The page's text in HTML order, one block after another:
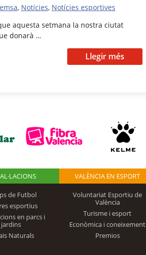
, Notícies, Notícies esportives
aquesta setmana la nostra ciutat
donarà …
Llegir més
de Futbol
esportius
en parcs i
jardins
Naturals
VALÈNCIA EN ESPORT
Voluntariat Esportiu de
València
Turisme i esport
Econòmica i coneixement
Premios